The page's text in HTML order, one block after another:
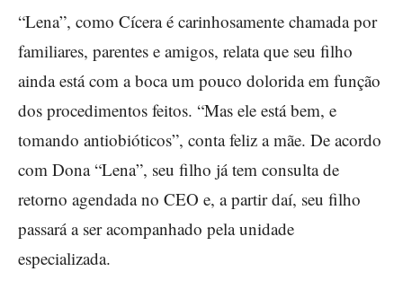
“Lena”, como Cícera é carinhosamente chamada por
familiares, parentes e amigos, relata que seu filho
ainda está com a boca um pouco dolorida em função
dos procedimentos feitos. “Mas ele está bem, e
tomando antiobióticos”, conta feliz a mãe. De acordo
com Dona “Lena”, seu filho já tem consulta de
retorno agendada no CEO e, a partir daí, seu filho
passará a ser acompanhado pela unidade
especializada.